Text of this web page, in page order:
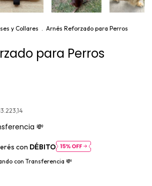
y Collares
Arnés Reforzado para Perros
para Perros
💸
con DÉBITO
con Transferencia 💸